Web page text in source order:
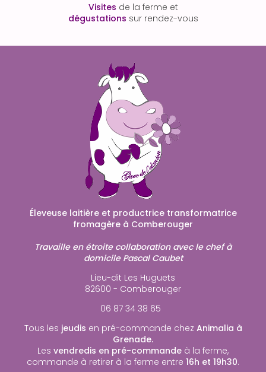
Visites de la ferme et
dégustations sur rendez-vous
Éleveuse laitière et productrice transformatrice
fromagère à Comberouger
Travaille en étroite collaboration avec le chef à
domicile Pascal Caubet
Lieu-dit Les Huguets
82600 - Comberouger
06 87 34 38 65
Tous les jeudis en pré-commande chez Animalia à
Grenade.
Les vendredis en pré-commande à la ferme,
commande à retirer à la ferme entre 16h et 19h30.